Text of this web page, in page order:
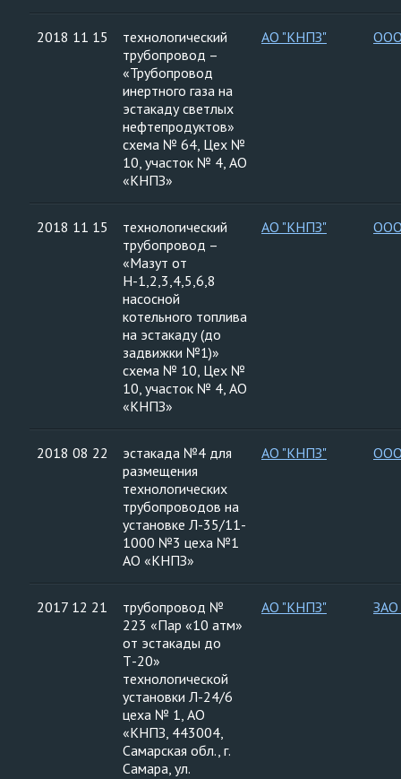
2018 11 15
технологический
трубопровод –
«Трубопровод
инертного газа на
эстакаду светлых
нефтепродуктов»
схема № 64, Цех №
10, участок № 4, АО
«КНПЗ»
АО "КНПЗ"
2018 11 15
технологический
трубопровод –
«Мазут от
Н-1,2,3,4,5,6,8
насосной
котельного топлива
на эстакаду (до
задвижки №1)»
схема № 10, Цех №
10, участок № 4, АО
«КНПЗ»
АО "КНПЗ"
2018 08 22
эстакада №4 для
размещения
технологических
трубопроводов на
установке Л-35/11-
1000 №3 цеха №1
АО «КНПЗ»
АО "КНПЗ"
2017 12 21
трубопровод №
223 «Пар «10 атм»
от эстакады до
Т-20»
технологической
установки Л-24/6
цеха № 1, АО
«КНПЗ, 443004,
Самарская обл., г.
Самара, ул.
АО "КНПЗ"